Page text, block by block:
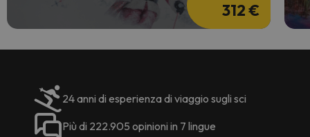
312 €
24 anni di esperienza di viaggio sugli sci
Più di 222.905 opinioni in 7 lingue